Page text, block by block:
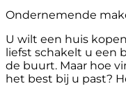
Ondernemende
U wilt een huis
liefst schakelt u een
de buurt. Maar hoe
het best bij u past?